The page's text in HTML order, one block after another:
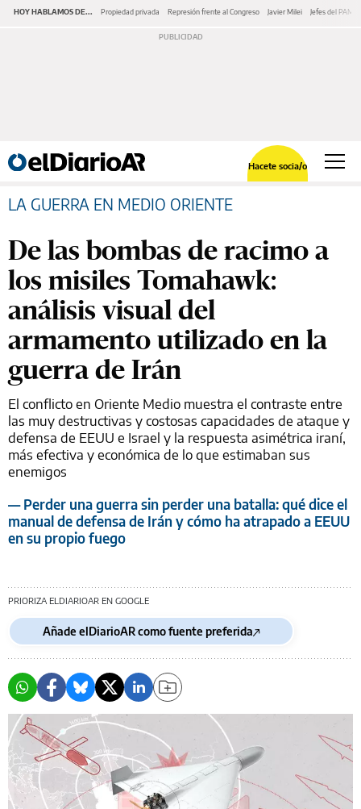
HOY HABLAMOS DE... Propiedad privada Represión frente al Congreso Javier Milei Jefes del PAMI
Hacete socia/o
LA GUERRA EN MEDIO ORIENTE
De las bombas de racimo a
los misiles Tomahawk:
análisis visual del
armamento utilizado en la
guerra de Irán
El conflicto en Oriente Medio muestra el contraste entre
las muy destructivas y costosas capacidades de ataque y
defensa de EEUU e Israel y la respuesta asimétrica iraní,
más efectiva y económica de lo que estimaban sus
enemigos
— Perder una guerra sin perder una batalla: qué dice el
manual de defensa de Irán y cómo ha atrapado a EEUU
en su propio fuego
PRIORIZA ELDIARIOAR EN GOOGLE
Añade elDiarioAR como fuente preferida